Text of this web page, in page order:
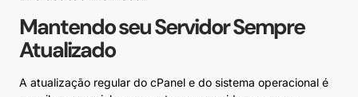
Mantendo seu Servidor Sempre
Atualizado
A atualização regular do cPanel e do sistema operacional é